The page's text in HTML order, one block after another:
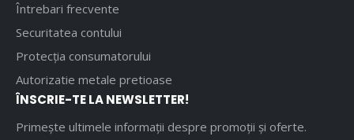
Întrebari frecvente
Securitatea contului
Protecția consumatorului
Autorizatie metale pretioase
ÎNSCRIE-TE LA NEWSLETTER!
Primește ultimele informații despre promoții și oferte.